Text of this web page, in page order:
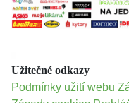
Užitečné odkazy
Podmínky užití webu